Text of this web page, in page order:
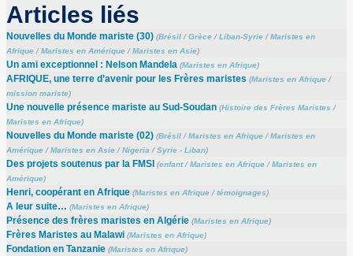
Articles liés
Nouvelles du Monde mariste (30) (Brésil/Grèce/Liban-Syrie/Maristes en
Afrique/Maristes en Amérique/Maristes en Asie)
Un ami exceptionnel : Nelson Mandela (Maristes en Afrique)
AFRIQUE, une terre d’avenir pour les Frères maristes (Maristes en Afrique/
mission mariste)
Une nouvelle présence mariste au Sud-Soudan (Histoire des Frères Maristes /
Maristes en Afrique)
Nouvelles du Monde mariste (02) (Brésil/Maristes en Afrique/Maristes en
Amérique/Maristes en Asie/Nigeria /Syrie - Liban)
Des projets soutenus par la FMSI (enfant/Maristes en Afrique/Maristes en
Amérique)
Henri, coopérant en Afrique (Maristes en Afrique/témoignages)
A leur suite… (Maristes en Afrique)
Présence des frères maristes en Algérie (Maristes en Afrique)
Frères Maristes au Malawi (Maristes en Afrique)
Fondation en Tanzanie (Maristes en Afrique)